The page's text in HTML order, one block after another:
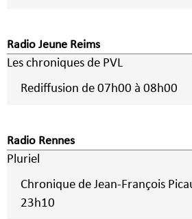
Radio Jeune Reims
Les chroniques de PVL
Rediffusion de 07h00 à 08h00
Radio Rennes
Pluriel
Chronique de Jean-François
23h10